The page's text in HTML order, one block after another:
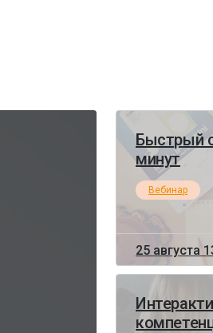
Быстрый
минут
Вебинар
25 августа